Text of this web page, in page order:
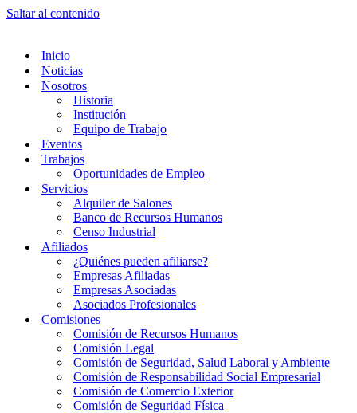
Saltar al contenido
Inicio
Noticias
Nosotros
Historia
Institución
Equipo de Trabajo
Eventos
Trabajos
Oportunidades de Empleo
Servicios
Alquiler de Salones
Banco de Recursos Humanos
Censo Industrial
Afiliados
¿Quiénes pueden afiliarse?
Empresas Afiliadas
Empresas Asociadas
Asociados Profesionales
Comisiones
Comisión de Recursos Humanos
Comisión Legal
Comisión de Seguridad, Salud Laboral y Ambiente
Comisión de Responsabilidad Social Empresarial
Comisión de Comercio Exterior
Comisión de Seguridad Física